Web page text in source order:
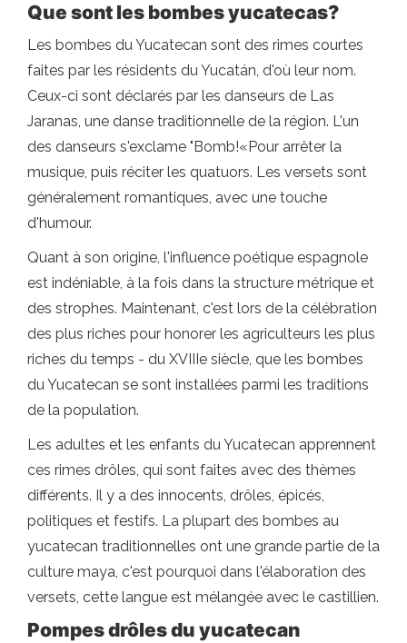
Que sont les bombes yucatecas?
Les bombes du Yucatecan sont des rimes courtes
faites par les résidents du Yucatán, d'où leur nom.
Ceux-ci sont déclarés par les danseurs de Las
Jaranas, une danse traditionnelle de la région. L'un
des danseurs s'exclame "Bomb!«Pour arrêter la
musique, puis réciter les quatuors. Les versets sont
généralement romantiques, avec une touche
d'humour.
Quant à son origine, l'influence poétique espagnole
est indéniable, à la fois dans la structure métrique et
des strophes. Maintenant, c'est lors de la célébration
des plus riches pour honorer les agriculteurs les plus
riches du temps - du XVIIIe siècle, que les bombes
du Yucatecan se sont installées parmi les traditions
de la population.
Les adultes et les enfants du Yucatecan apprennent
ces rimes drôles, qui sont faites avec des thèmes
différents. Il y a des innocents, drôles, épicés,
politiques et festifs. La plupart des bombes au
yucatecan traditionnelles ont une grande partie de la
culture maya, c'est pourquoi dans l'élaboration des
versets, cette langue est mélangée avec le castillien.
Pompes drôles du yucatecan